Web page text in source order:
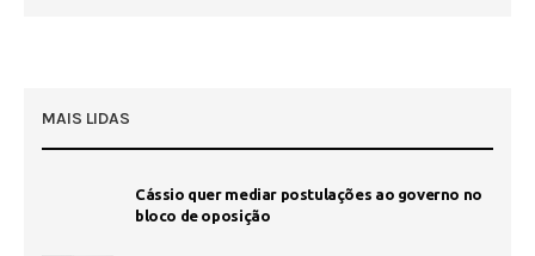
MAIS LIDAS
Cássio quer mediar postulações ao governo no
bloco de oposição